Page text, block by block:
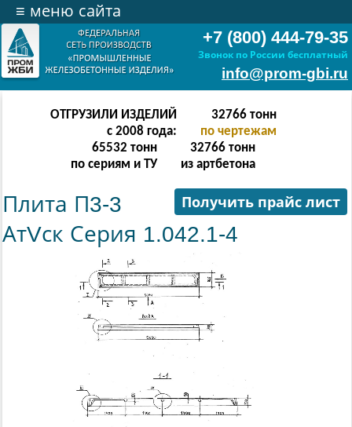
+7 (800) 444-79-35
Звонок по России бесплатный
info@prom-gbi.ru
≡ меню сайта
ОТГРУЗИЛИ ИЗДЕЛИЙ
с 2008 года:
65534тонн
по чертежам
131068 тонн
по сериям и ТУ
65534 тонн
из артбетона
Получить прайс лист
Плита П3-3
АтVск Серия 1.042.1-4